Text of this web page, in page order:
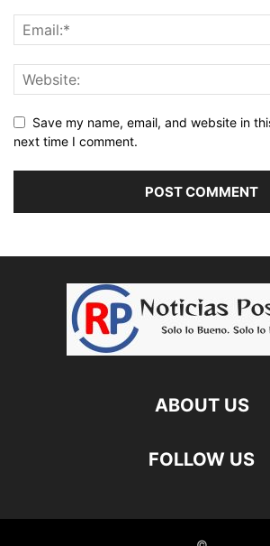
Save my name, email, and website in
next time I comment.
ABOUT US
FOLLOW US